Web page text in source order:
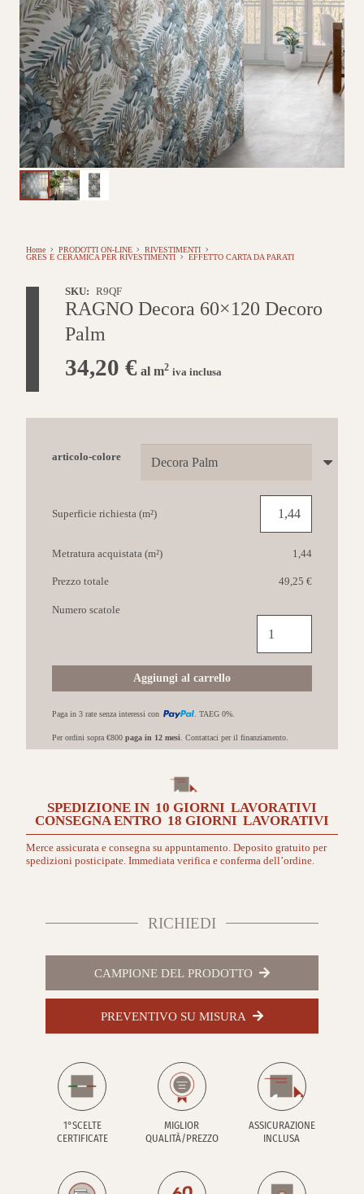
Home PRODOTTI ON-LINE
RIVESTIMENTI
GRES E CERAMICA PER RIVESTIMENTI
EFFETTO CARTA DA PARATI
SKU: R9QF
RAGNO Decora 60×120 Decoro
Palm
34,20 € al m2 iva inclusa
articolo-colore
Superficie richiesta (m²)
Metratura acquistata (m²) 1,44
Prezzo totale 49,25 €
Decora
60x120
Aggiungi al carrello
Numero scatole
Paga in 3 rate senza interessi con . TAEG 0%.
Per ordini sopra €800 paga in 12 mesi. Contattaci per il finanziamento.
SPEDIZIONE IN 10 GIORNI LAVORATIVI
CONSEGNA ENTRO 18 GIORNI LAVORATIVI
Merce assicurata e consegna su appuntamento. Deposito gratuito per
spedizioni posticipate. Immediata verifica e conferma dell’ordine.
RICHIEDI
CAMPIONE DEL PRODOTTO
PREVENTIVO SU MISURA
1°SCELTE
CERTIFICATE
MIGLIOR
QUALITÀ/PREZZO
ASSICURAZIONE
INCLUSA